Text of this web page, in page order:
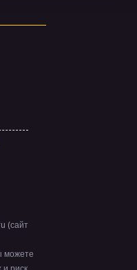
(сайт
можете